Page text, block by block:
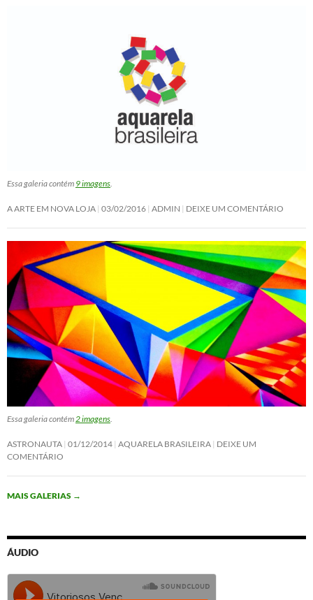
Essa galeria contém 9 imagens.
A ARTE EM NOVA LOJA 03/02/2016 ADMIN DEIXE UM COMENTÁRIO
Essa galeria contém2 imagens.
ASTRONAUTA 01/12/2014 AQUARELA BRASILEIRA DEIXE UM
COMENTÁRIO
MAIS GALERIAS →
ÁUDIO